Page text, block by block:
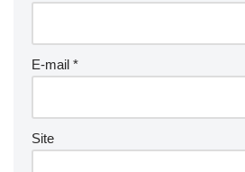
E-mail *
Site